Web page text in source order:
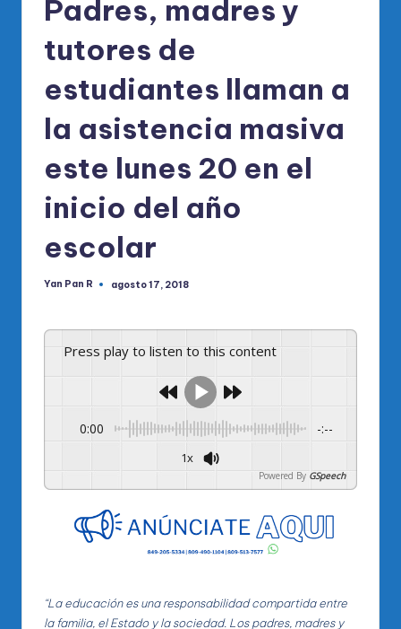
Padres, madres y
tutores de
estudiantes llaman a
la asistencia masiva
este lunes 20 en el
inicio del año
escolar
Publicado
Yan Pan R agosto 17, 2018
Press play to listen to this content
0:00 -:--
1x
Powered By GSpeech
“La educación es una responsabilidad compartida entre
la familia, el Estado y la sociedad. Los padres, madres y